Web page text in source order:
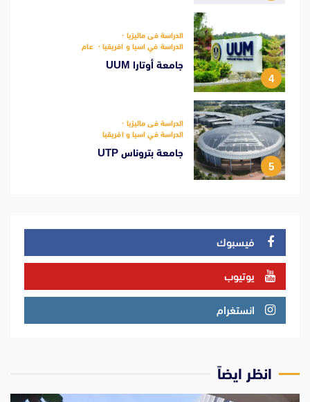
4
الدراسة فى ماليزيا
الدراسة في اسيا و افريقيا
عام
جامعة أوتارا UUM
5
الدراسة فى ماليزيا
الدراسة في اسيا و افريقيا
جامعة بتروناس UTP
فيسبوك
يوتيوب
انستغرام
انظر ايضاً